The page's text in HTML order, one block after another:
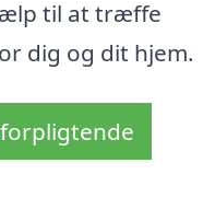
til at træffe
dig og dit hjem.